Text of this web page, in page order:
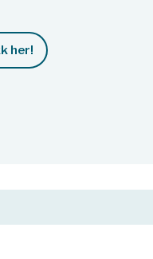
her!